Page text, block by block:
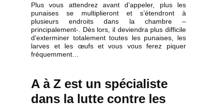
Plus vous attendrez avant d’appeler, plus les
punaises se multiplieront et s’étendront à
plusieurs endroits dans la chambre –
principalement-. Dès lors, il deviendra plus difficile
d’exterminer totalement toutes les punaises, les
larves et les œufs et vous vous ferez piquer
fréquemment…
A à Z est un spécialiste
dans la lutte contre les